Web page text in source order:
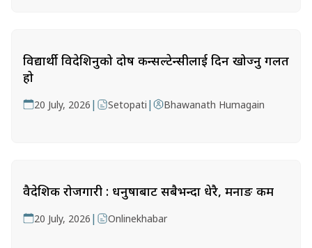
विद्यार्थी विदेशिनुको दोष कन्सल्टेन्सीलाई दिन खोज्नु गलत
हो
20 July, 2026 | Setopati | Bhawanath Humagain
वैदेशिक रोजगारी : धनुषाबाट सबैभन्दा धेरै, मनाङ कम
20 July, 2026 | Onlinekhabar